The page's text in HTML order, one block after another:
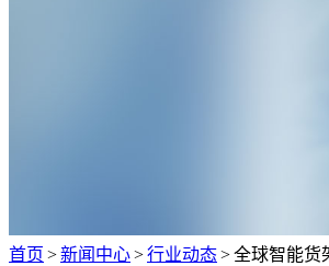
首页 >新闻中心>行业动态>全球智能货